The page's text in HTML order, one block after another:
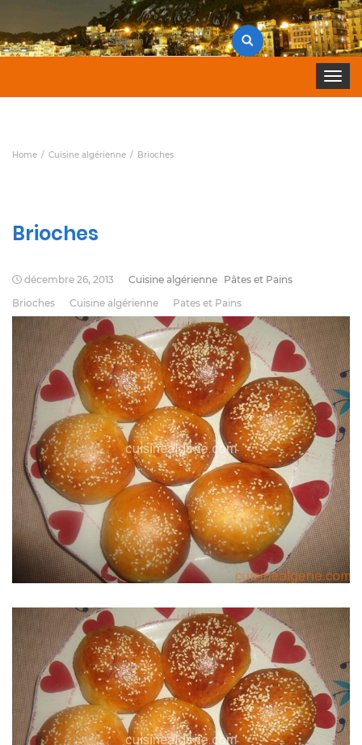
Search
for:
Toggle
Home Cuisine algérienne Brioches
Brioches
décembre 26, 2013 Cuisine algérienne
Pâtes et Pains
Brioches
Cuisine algérienne Pates et Pains